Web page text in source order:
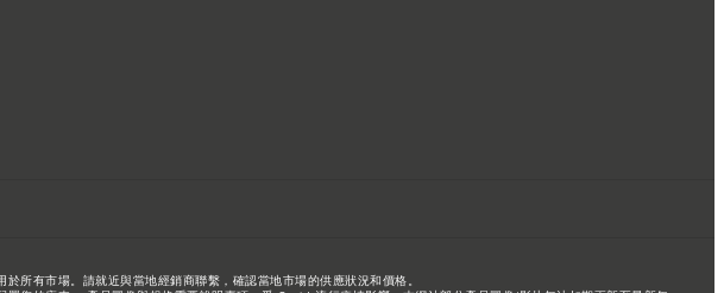
所有市場。請就近與當地經銷商聯繫，確認當地市場的供應狀況和價格。